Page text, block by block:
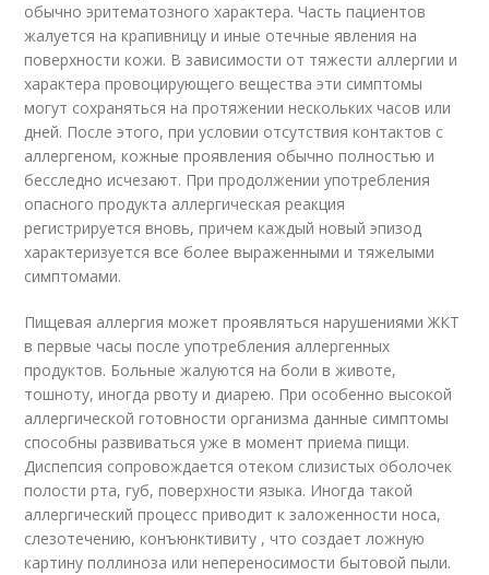
обычно эритематозного характера. Часть пациентов
жалуется на крапивницу и иные отечные явления на
поверхности кожи. В зависимости от тяжести аллергии и
характера провоцирующего вещества эти симптомы
могут сохраняться на протяжении нескольких часов или
дней. После этого, при условии отсутствия контактов с
аллергеном, кожные проявления обычно полностью и
бесследно исчезают. При продолжении употребления
опасного продукта аллергическая реакция
регистрируется вновь, причем каждый новый эпизод
характеризуется все более выраженными и тяжелыми
симптомами.
Пищевая аллергия может проявляться нарушениями ЖКТ
в первые часы после употребления аллергенных
продуктов. Больные жалуются на боли в животе,
тошноту, иногда рвоту и диарею. При особенно высокой
аллергической готовности организма данные симптомы
способны развиваться уже в момент приема пищи.
Диспепсия сопровождается отеком слизистых оболочек
полости рта, губ, поверхности языка. Иногда такой
аллергический процесс приводит к заложенности носа,
слезотечению, конъюнктивиту , что создает ложную
картину поллиноза или непереносимости бытовой пыли.